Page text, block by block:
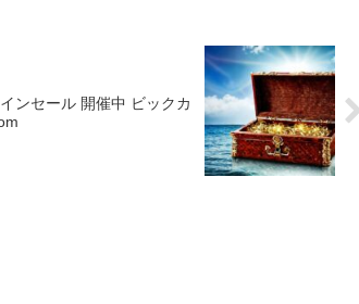
ンセール 開催中 ビックカ